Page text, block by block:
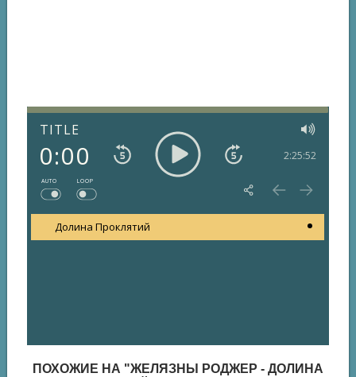
TITLE
0:00 2:25:52
AUTO LOOP
Долина Проклятий
ПОХОЖИЕ НА "ЖЕЛЯЗНЫ РОДЖЕР - ДОЛИНА